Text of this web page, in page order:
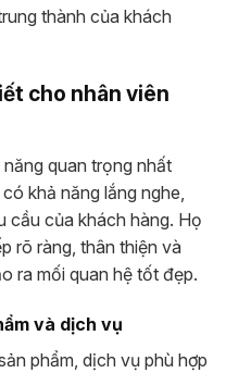
thành của khách
cho nhân viên
quan trọng nhất
khả năng lắng nghe,
cầu của khách hàng. Họ
rõ ràng, thân thiện và
ra mối quan hệ tốt đẹp.
và dịch vụ
phẩm, dịch vụ phù hợp